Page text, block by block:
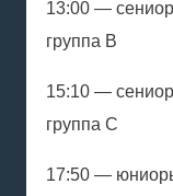
13:00 —
группа В
15:10 —
группа С
17:50 —